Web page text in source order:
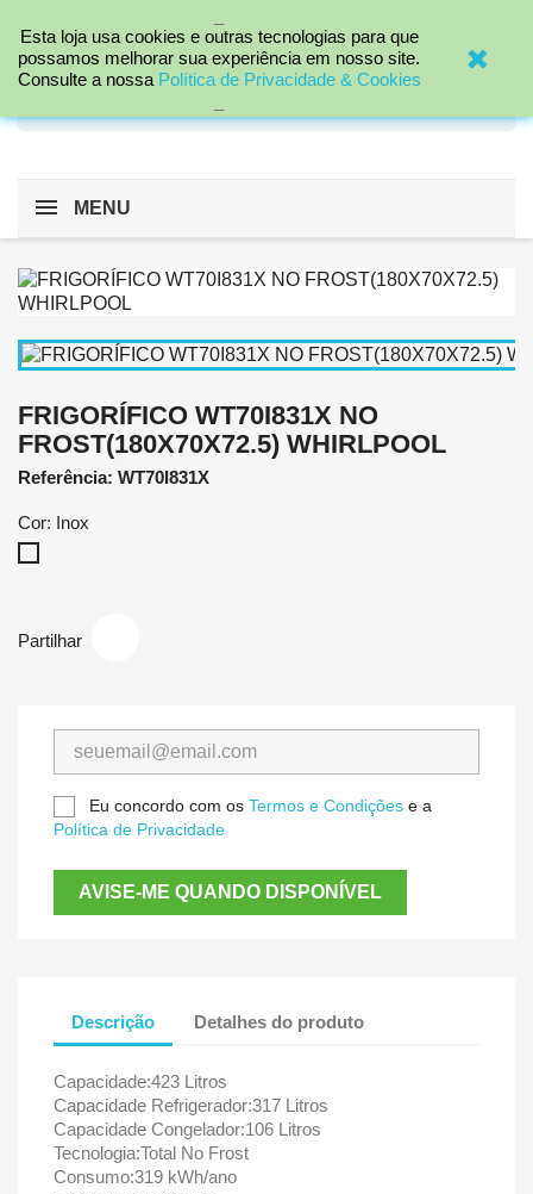

MENU
FRIGORÍFICO WT70I831X NO
FROST(180X70X72.5) WHIRLPOOL
Referência: WT70I831X
Cor: Inox
Partilhar
Eu concordo com os Termos e Condições e a
Política de Privacidade
AVISE-ME QUANDO DISPONÍVEL
Descrição Detalhes do produto
Capacidade:423 Litros
Capacidade Refrigerador:317 Litros
Capacidade Congelador:106 Litros
Tecnologia:Total No Frost
Consumo:319 kWh/ano
Esta loja usa cookies e outras tecnologias para que
possamos melhorar sua experiência em nosso site.
Consulte a nossa Política de Privacidade & Cookies